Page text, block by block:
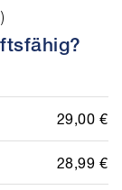
29,00 €
28,99 €